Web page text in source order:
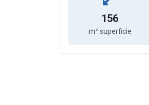
156
m² superficie